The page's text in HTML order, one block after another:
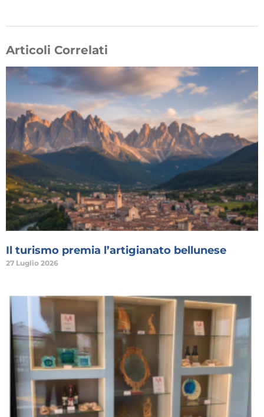
Articoli Correlati
Il turismo premia l’artigianato bellunese
27 Luglio 2026